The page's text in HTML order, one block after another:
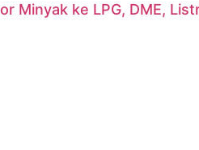
Minyak ke LPG, DME,